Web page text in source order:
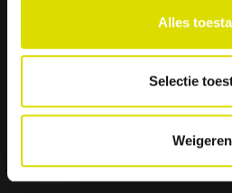
Alles
Selectie
Weigeren
Isolite- i3
Nu
Verlichting